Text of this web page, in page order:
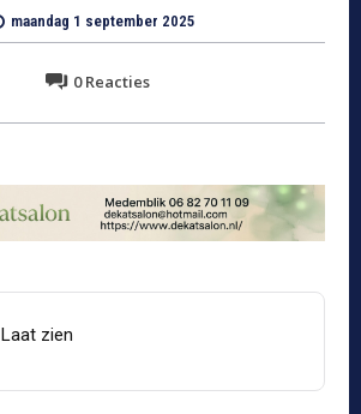
maandag 1 september 2025
0Reacties
Laat zien